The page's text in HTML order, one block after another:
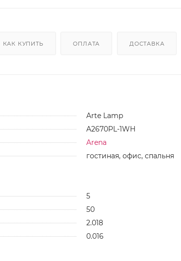
КАК КУПИТЬ ОПЛАТА ДОСТАВКА
Arte Lamp
A2670PL-1WH
Arena
гостиная, офис, спальня
5
50
2.018
0.016